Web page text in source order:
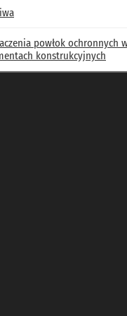
powłok ochronnych
konstrukcyjnych
baryłkowych
maksymalne ×1000